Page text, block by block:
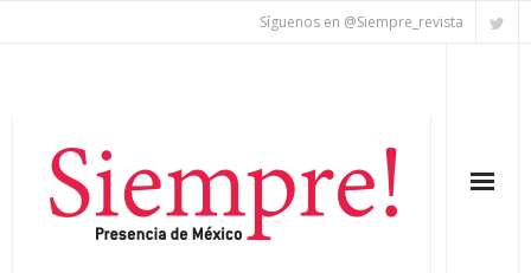
Síguenos en @Siempre_revista